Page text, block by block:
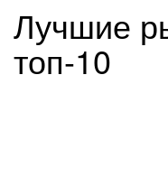
Лучшие
топ-10